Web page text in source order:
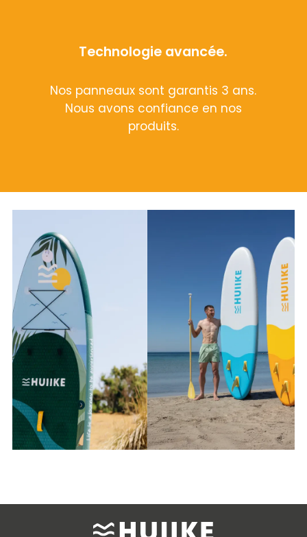
Technologie avancée.
Nos panneaux sont garantis 3 ans.
Nous avons confiance en nos
produits.